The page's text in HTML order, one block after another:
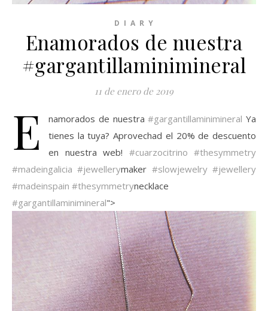
D I A R Y
Enamorados de nuestra
#gargantillaminimineral
11 de enero de 2019
E namorados de nuestra#gargantillaminimineral Ya
tienes la tuya? Aprovechad el 20% de descuento
en nuestra web! #cuarzocitrino #thesymmetry
#madeingalicia #jewellerymaker #slowjewelry #jewellery
#madeinspain #thesymmetrynecklace
#gargantillaminimineral">